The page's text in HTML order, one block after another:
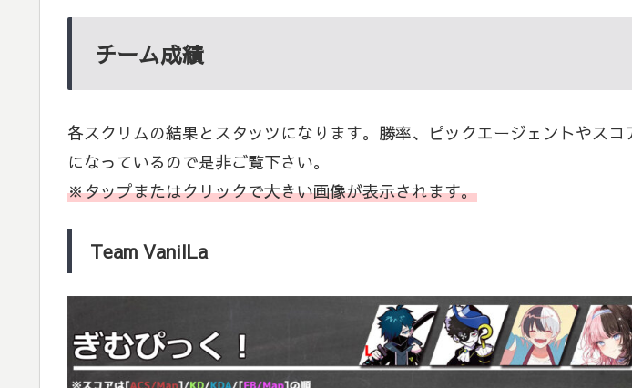
チーム成績
各スクリムの結果とスタッツになります。勝率、ピックエージェントやスコ
になっているので是非ご覧下さい。
※タップまたはクリックで大きい画像が表示されます。
Team VanilLa